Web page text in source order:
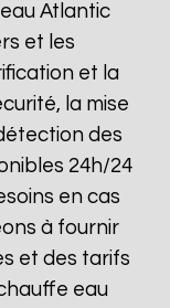
Atlantic
et les
et la
la mise
des
24h/24
en cas
à fournir
et des tarifs
eau